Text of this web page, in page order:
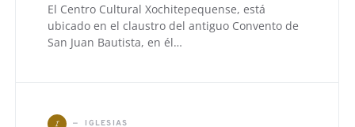
El Centro Cultural Xochitepequense, está
ubicado en el claustro del antiguo Convento de
San Juan Bautista, en él…
I IGLESIAS